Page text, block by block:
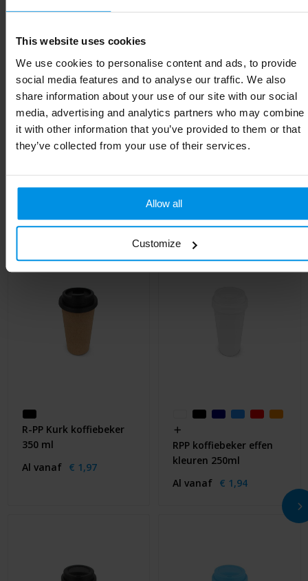
This website uses cookies
We use cookies to personalise content and ads, to provide
social media features and to analyse our traffic. We also
share information about your use of our site with our social
media, advertising and analytics partners who may combine
it with other information that you’ve provided to them or that
they’ve collected from your use of their services.
Allow all
Customize
Materiaal PP-kunststof Suikerriet-bioplastic
Diameter 8.7 cm
8713159666844
Kleur Ivoorwit
Hoogte 10 cm
Gerelateerde producten
R-PP Kurk koffiebeker
350 ml
Al vanaf € 1,97
RPP koffiebeker effen
kleuren 250ml
Al vanaf € 1,94